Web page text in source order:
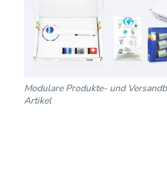
Modulare Produkte- und
Artikel